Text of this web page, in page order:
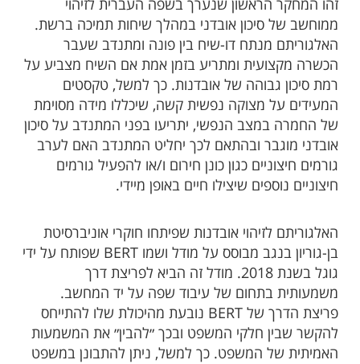
זהו המחקר הראשון שנערך בשפה העברית לזיהוי
ממוחשב של סיכון אובדני במהלך שיחות תמיכה ברשת.
האלגוריתם מנתח דו-שיח בין פונה ומתנדב שעבר
הכשרה מקצועית ומתריע בזמן אמת אם השיח מצביע על
רמת סיכון גבוהה של אובדנות. כך למשל, טקסטים
המעידים על מצוקה נפשית קשה, שיכללו מידה מסוימת
של החמרה במצב הנפשי, יתריעו בפני המתנדב על סיכון
אובדני מוגבר ובהתאם לכך יחליט המתנדב האם לערב
גורמים חיצוניים כגון כונן חירום ו/או להפעיל גורמים
חיצוניים נוספים שיצילו חיים באופן מיידי.
האלגוריתם לזיהוי אובדנות שפיתחו חוקרי אוניברסיטת
בן-גוריון בנגב מבוסס על מודל ושמו BERT שפותח על ידי
גוגל בשנת 2018. מודל זה הביא לפריצת דרך
משמעותית בתחום של עיבוד שפה על יד המחשב.
פריצת הדרך של BERT נובעת מהיכולת שלו להתייחס
להקשר שבין חלקי המשפט ובכך ״להבין״ את המשמעות
האמיתית של המשפט. כך למשל, ניתן להתבונן במשפט